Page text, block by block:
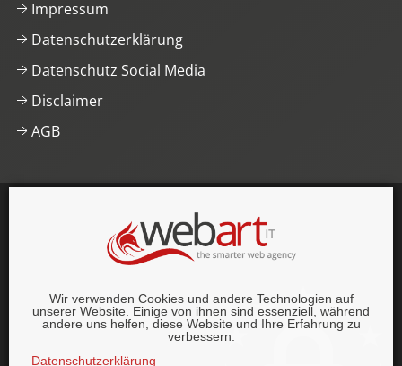
Wir verwenden Cookies und andere Technologien auf
unserer Website. Einige von ihnen sind essenziell, während
andere uns helfen, diese Website und Ihre Erfahrung zu
verbessern.
Datenschutzerklärung
Impressum
Datenschutzerklärung
Datenschutz Social Media
Disclaimer
AGB
This website was proudly built with , lots of
CSS3.
Alle Rechte vorbehalten.